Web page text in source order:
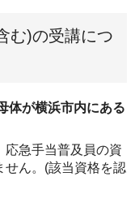
む)の受講につ
体が横浜市内にある
応急手当普及員の資
せん。(該当資格を認